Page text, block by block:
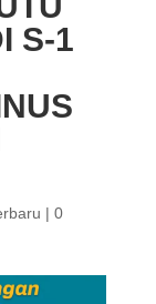
S-1
| 0